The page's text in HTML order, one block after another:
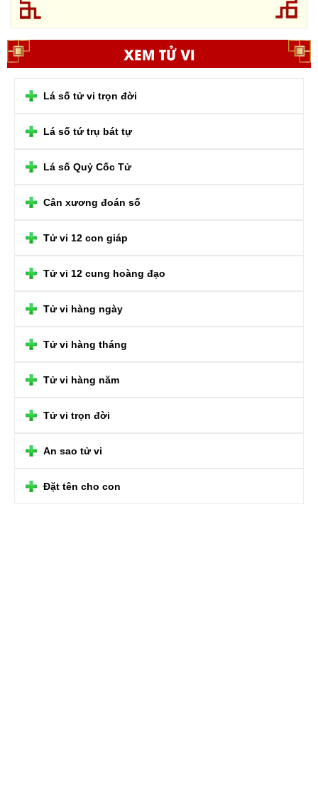
XEM TỬ VI
Lá số tử vi trọn đời
Lá số tứ trụ bát tự
Lá số Quỷ Cốc Tử
Cân xương đoán số
Tử vi 12 con giáp
Tử vi 12 cung hoàng đạo
Tử vi hàng ngày
Tử vi hàng tháng
Tử vi hàng năm
Tử vi trọn đời
An sao tử vi
Đặt tên cho con